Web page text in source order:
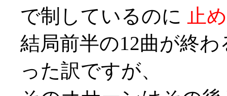
で制しているのに 止
結局前半の12曲が終
った訳ですが、